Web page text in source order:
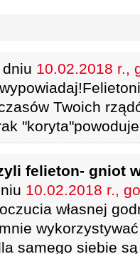
dniu 10.02.2018 r.,
Twoich
felieton- gniot
10.02.2018 r.,
własnej
samego siebie